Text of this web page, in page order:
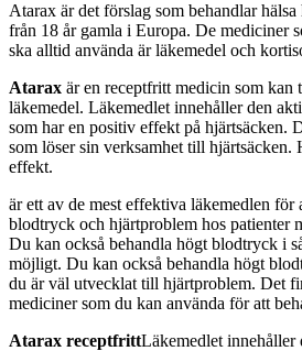
Atarax är det förslag som behandlar
från 18 år gamla i Europa. De mediciner
ska alltid använda är läkemedel och
Atarax är en receptfritt medicin som kan
läkemedel. Läkemedlet innehåller den
som har en positiv effekt på hjärtsäcken.
som löser sin verksamhet till hjärtsäcken.
effekt.
är ett av de mest effektiva läkemedlen för
blodtryck och hjärtproblem hos patienter
Du kan också behandla högt blodtryck i
möjligt. Du kan också behandla högt
du är väl utvecklat till hjärtproblem. Det
mediciner som du kan använda för att
Atarax receptfrittLäkemedlet innehåller